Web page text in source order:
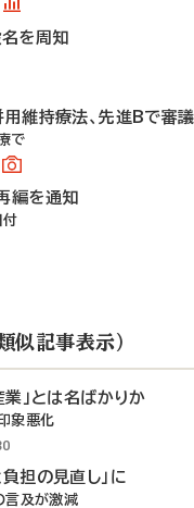
を周知
用維持療法、先進Bで審議
で
編を通知
付
似記事表示）
業」とは名ばかりか
象悪化
担の見直し」に
言及が激減